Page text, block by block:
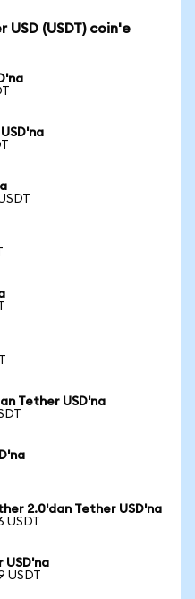
(USDT) coin'e
Tether USD'na
2.0'dan Tether USD'na
USDT
USD'na
USDT